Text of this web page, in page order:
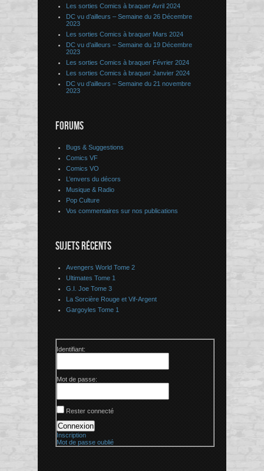
Les sorties Comics à braquer Avril 2024
DC vu d’ailleurs – Semaine du 26 Décembre
2023
Les sorties Comics à braquer Mars 2024
DC vu d’ailleurs – Semaine du 19 Décembre
2023
Les sorties Comics à braquer Février 2024
Les sorties Comics à braquer Janvier 2024
DC vu d’ailleurs – Semaine du 21 novembre
2023
FORUMS
Bugs & Suggestions
Comics VF
Comics VO
L’envers du décors
Musique & Radio
Pop Culture
Vos commentaires sur nos publications
SUJETS RÉCENTS
Avengers World Tome 2
Ultimates Tome 1
G.I. Joe Tome 3
La Sorcière Rouge et Vif-Argent
Gargoyles Tome 1
Identifiant:
Mot de passe:
Rester connecté
Connexion
Inscription
Mot de passe oublié